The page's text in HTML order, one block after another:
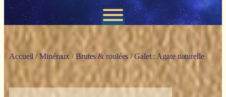
Accueil /Minéraux /Brutes & roulées/ Galet : Agate naturelle